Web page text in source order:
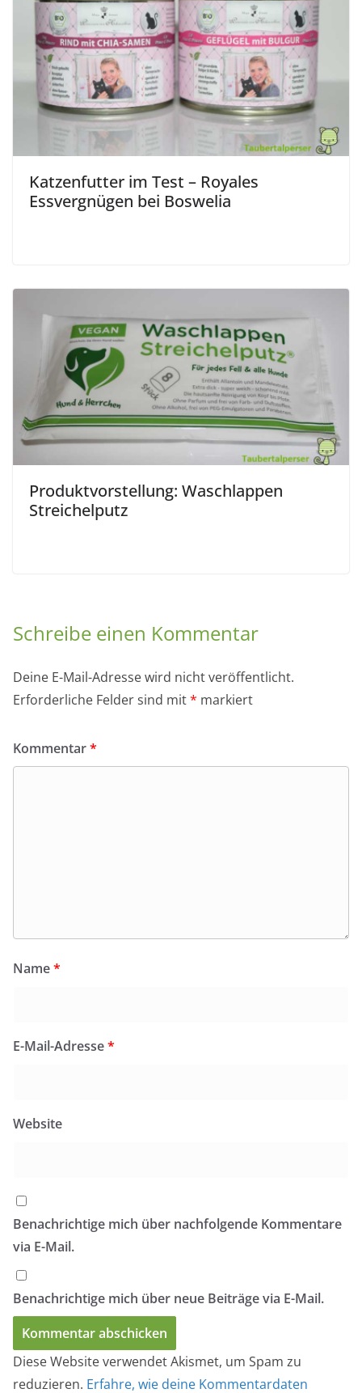
Katzenfutter im Test – Royales
Essvergnügen bei Boswelia
Produktvorstellung: Waschlappen
Streichelputz
Schreibe einen Kommentar
Deine E-Mail-Adresse wird nicht veröffentlicht.
Erforderliche Felder sind mit* markiert
Kommentar*
Name*
E-Mail-Adresse*
Website
Benachrichtige mich über nachfolgende Kommentare
via E-Mail.
Benachrichtige mich über neue Beiträge via E-Mail.
Diese Website verwendet Akismet, um Spam zu
reduzieren. Erfahre, wie deine Kommentardaten